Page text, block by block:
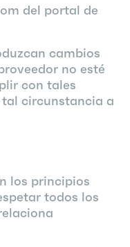
del portal de
cambios
no esté
con tales
circunstancia a
los principios
todos los